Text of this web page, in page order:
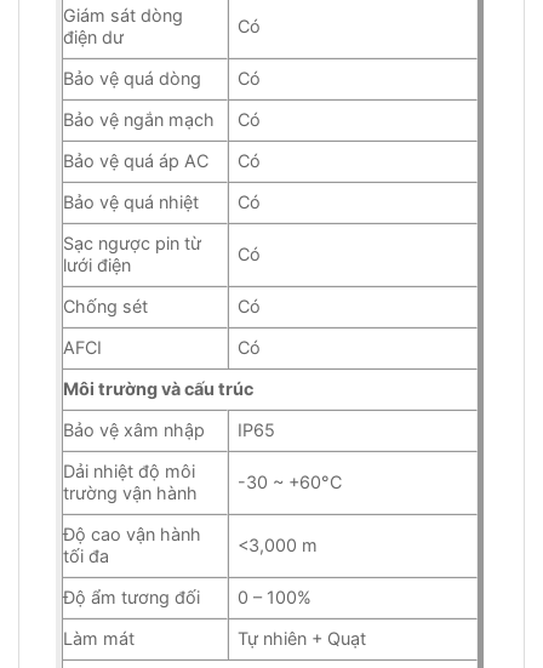
Giám sát dòng
điện dư
Có
Bảo vệ quá dòng
Có
Bảo vệ ngắn mạch
Có
Bảo vệ quá áp AC
Có
Bảo vệ quá nhiệt
Có
Sạc ngược pin từ
lưới điện
Có
Chống sét
Có
AFCI
Có
Môi trường và cấu trúc
Bảo vệ xâm nhập
IP65
Dải nhiệt độ môi
trường vận hành
-30 ~ +60°C
Độ cao vận hành
tối đa
<3,000 m
Độ ẩm tương đối
0 – 100%
Làm mát
Tự nhiên + Quạt